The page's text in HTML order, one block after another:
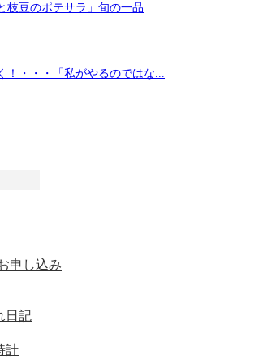
枝豆のポテサラ」旬の一品
・・・「私がやるのではな...
申し込み
日記
計